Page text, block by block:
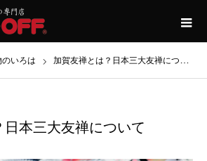
のいろは 加賀友禅とは？日本三大友禅について
本三大友禅について